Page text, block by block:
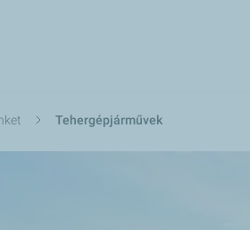
Tehergépjárművek